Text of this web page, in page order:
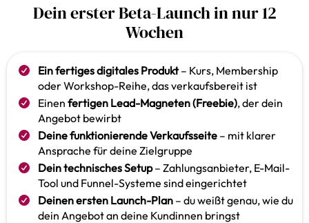
Dein erster Beta-Launch in nur 12
Wochen
Ein fertiges digitales Produkt– Kurs, Membership
oder Workshop-Reihe, das verkaufsbereit ist
Einen fertigen Lead-Magneten (Freebie), der dein
Angebot bewirbt
Deine funktionierende Verkaufsseite – mit klarer
Ansprache für deine Zielgruppe
Dein technisches Setup– Zahlungsanbieter, E-Mail-
Tool und Funnel-Systeme sind eingerichtet
Deinen ersten Launch-Plan – du weißt genau, wie du
dein Angebot an deine Kundinnen bringst